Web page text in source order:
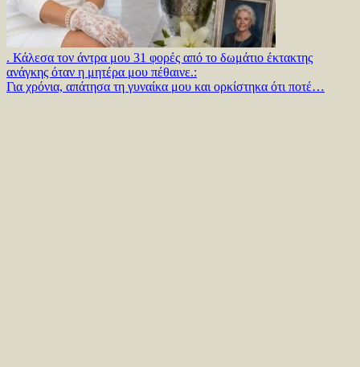
. Κάλεσα τον άντρα μου 31 φορές από το δωμάτιο έκτακτης
ανάγκης όταν η μητέρα μου πέθαινε.:
Για χρόνια, απάτησα τη γυναίκα μου και ορκίστηκα ότι ποτέ…